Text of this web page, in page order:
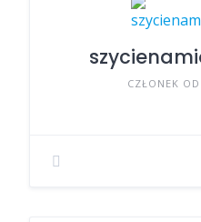
CZŁONEK